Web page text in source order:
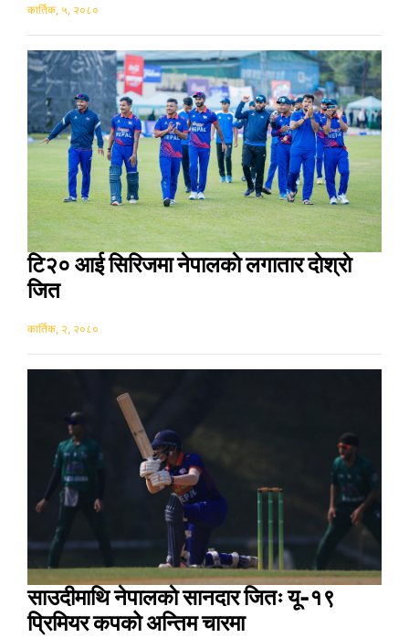
कार्तिक, ५, २०८०
टि२० आई सिरिजमा नेपालकाे लगातार दाेश्राे
जित
कार्तिक, २, २०८०
साउदीमाथि नेपालकाे सानदार जितः यू-१९
प्रिमियर कपको अन्तिम चारमा